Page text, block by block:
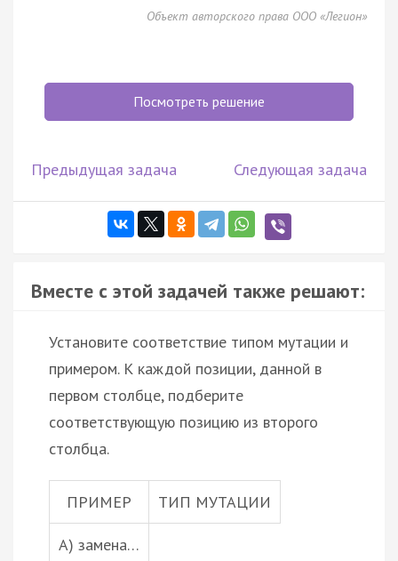
Объект авторского права ООО «Легион»
Посмотреть решение
Предыдущая задача Следующая задача
Вместе с этой задачей также решают:
Установите соответствие типом мутации и
примером. К каждой позиции, данной в
первом столбце, подберите
соответствующую позицию из второго
столбца.
ПРИМЕР ТИП МУТАЦИИ
А) замена…